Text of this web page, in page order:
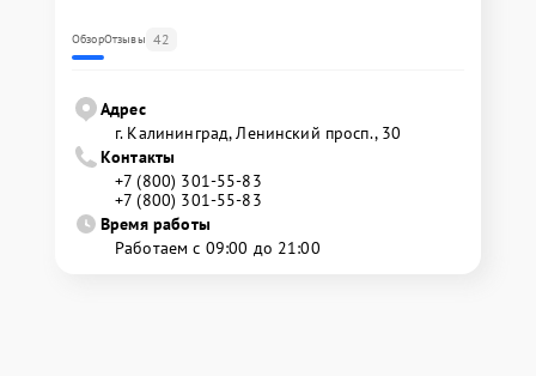
ОбзорОтзывы 42
Адрес
г. Калининград, Ленинский просп., 30
Контакты
+7 (800) 301-55-83
+7 (800) 301-55-83
Время работы
Работаем с 09:00 до 21:00